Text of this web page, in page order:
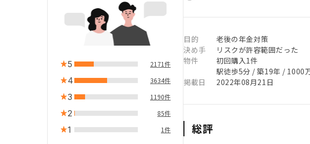
5 2171件
4 3634件
3 1190件
2 85件
1 1件
目的
老後の年金対策
決め手
リスクが許容範囲だった
物件
初回購入1件
駅徒歩5分 / 築19年 / 1000
掲載日
2022年08月21日
総評